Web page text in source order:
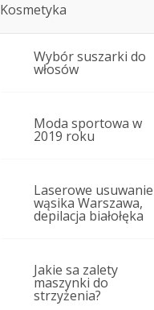
Kosmetyka
Wybór suszarki do
włosów
Moda sportowa w
2019 roku
Laserowe usuwanie
wąsika Warszawa,
depilacja białołęka
Jakie sa zalety
maszynki do
strzyżenia?